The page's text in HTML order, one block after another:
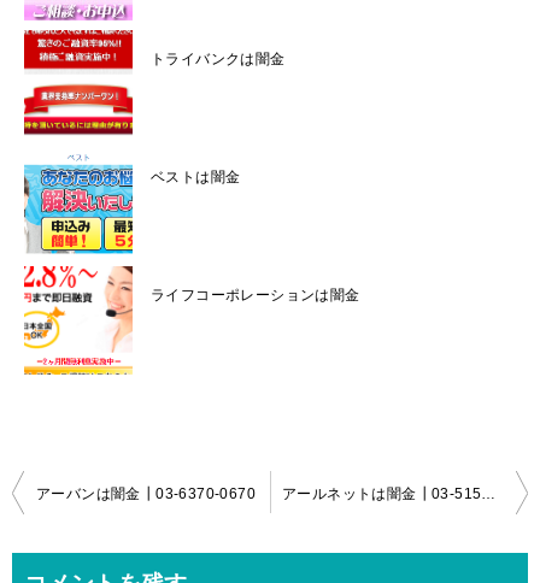
トライバンクは闇金
ベストは闇金
ライフコーポレーションは闇金
投
アーバンは闇金┃03-6370-0670